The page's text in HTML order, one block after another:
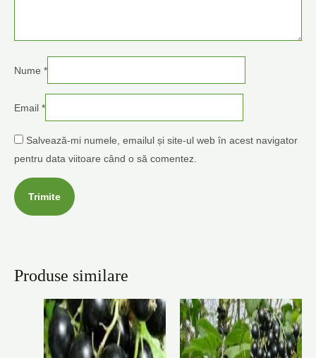
Nume *
Email *
Salvează-mi numele, emailul și site-ul web în acest navigator
pentru data viitoare când o să comentez.
Produse similare